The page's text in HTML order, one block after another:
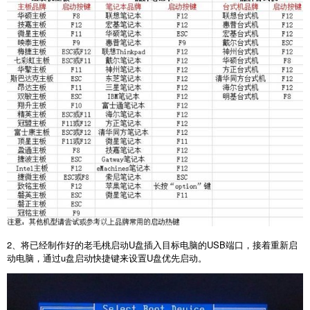
2、将已经制作好的老毛桃启动U盘插入目标电脑的USB端口，接着重新启
动电脑，通过u盘启动快捷键来设置U盘优先启动。